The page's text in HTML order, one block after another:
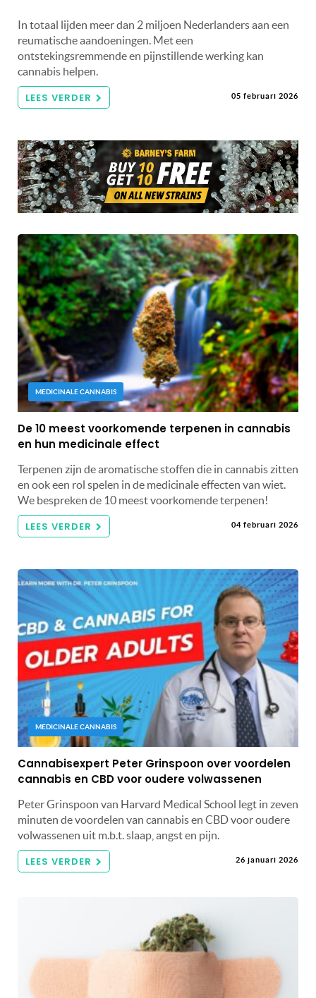
In totaal lijden meer dan 2 miljoen Nederlanders aan een
reumatische aandoeningen. Met een
ontstekingsremmende en pijnstillende werking kan
cannabis helpen.
LEES VERDER 05 februari 2026
MEDICINALE CANNABIS
De 10 meest voorkomende terpenen in cannabis
en hun medicinale effect
Terpenen zijn de aromatische stoffen die in cannabis zitten
en ook een rol spelen in de medicinale effecten van wiet.
We bespreken de 10 meest voorkomende terpenen!
LEES VERDER 04 februari 2026
MEDICINALE CANNABIS
Cannabisexpert Peter Grinspoon over voordelen
cannabis en CBD voor oudere volwassenen
Peter Grinspoon van Harvard Medical School legt in zeven
minuten de voordelen van cannabis en CBD voor oudere
volwassenen uit m.b.t. slaap, angst en pijn.
LEES VERDER 26 januari 2026